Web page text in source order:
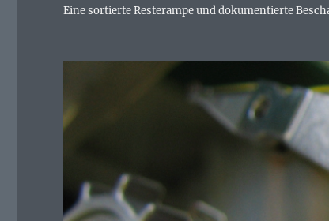
Eine sortierte Resterampe und dokumentierte